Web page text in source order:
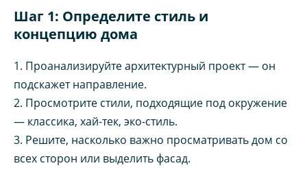
Шаг 1: Определите стиль и
концепцию дома
1. Проанализируйте архитектурный проект — он
подскажет направление.
2. Просмотрите стили, подходящие под окружение
— классика, хай-тек, эко-стиль.
3. Решите, насколько важно просматривать дом со
всех сторон или выделить фасад.